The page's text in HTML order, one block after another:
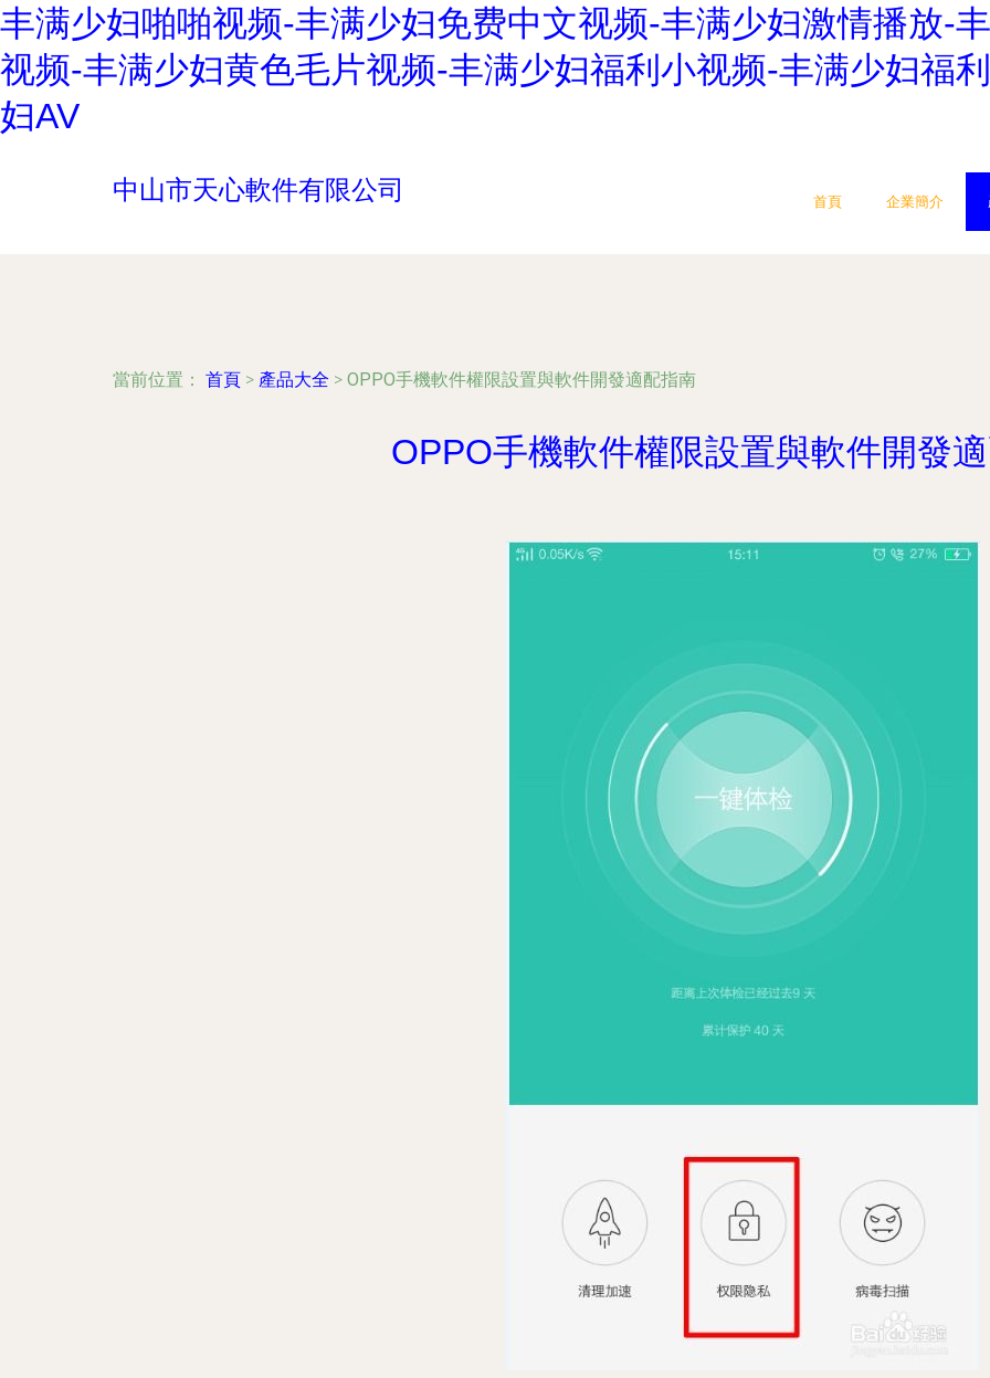
丰满少妇啪啪视频-丰满少妇免费中文视频-丰满少妇激情播放-
视频-丰满少妇黄色毛片视频-丰满少妇福利小视频-丰满少妇福
妇AV
中山市天心軟件有限公司 首頁 企業簡介
當前位置： 首頁 > 產品大全 > OPPO手機軟件權限設置與軟件開發適配指南
OPPO手機軟件權限設置與軟件開發